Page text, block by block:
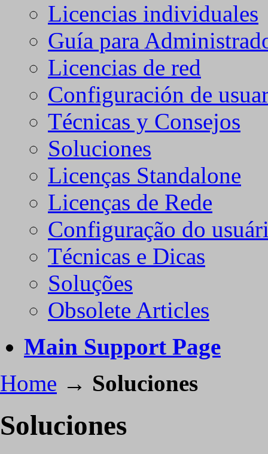
Licencias individuales
Guía para
Licencias de red
Configuración de
Técnicas y Consejos
Soluciones
Licenças Standalone
Licenças de Rede
Configuração do
Técnicas e Dicas
Soluções
Obsolete Articles
Main Support Page
Home → Soluciones
Soluciones